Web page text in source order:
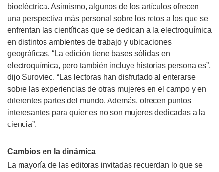
bioeléctrica. Asimismo, algunos de los artículos ofrecen
una perspectiva más personal sobre los retos a los que se
enfrentan las científicas que se dedican a la electroquímica
en distintos ambientes de trabajo y ubicaciones
geográficas. “La edición tiene bases sólidas en
electroquímica, pero también incluye historias personales”,
dijo Suroviec. “Las lectoras han disfrutado al enterarse
sobre las experiencias de otras mujeres en el campo y en
diferentes partes del mundo. Además, ofrecen puntos
interesantes para quienes no son mujeres dedicadas a la
ciencia”.
Cambios en la dinámica
La mayoría de las editoras invitadas recuerdan lo que se